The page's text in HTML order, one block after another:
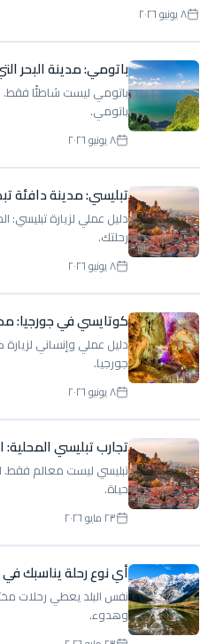
٨ يونيو ٢٠٢٦
باتومي: مدينة البحر
باتومي ليست شاطئًا فقط.
باتومي.
٨ يونيو ٢٠٢٦
تبليسي: مدينة دافئة
دليل عملي لزيارة تبليسي:
رحلتك.
٨ يونيو ٢٠٢٦
كوتايسي في جورجيا:
دليل عملي وإنساني
جورجيا.
٨ يونيو ٢٠٢٦
تجارب تبليسي المحلية:
تبليسي ليست معالم فقط.
حياة.
٢٣ مايو ٢٠٢٦
أي نوع رحلة يناسبك
نفس البلد يعطي رحلات
وهدوء.